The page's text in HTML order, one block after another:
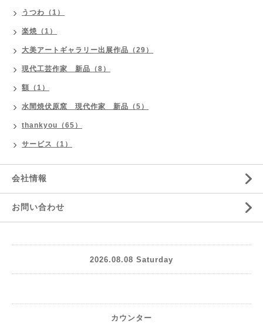
うつわ（1）
楽焼（1）
大美アートギャラリー出展作品（29）
現代工芸作家 新品（8）
額（1）
水間焼伏原窯 現代作家 新品（5）
thankyou（65）
サービス（1）
会社情報
お問い合わせ
2026.08.08 Saturday
カウンター